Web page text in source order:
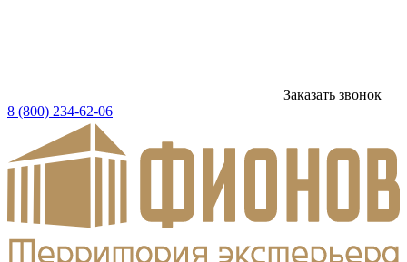
Заказать звонок
8 (800) 234-62-06